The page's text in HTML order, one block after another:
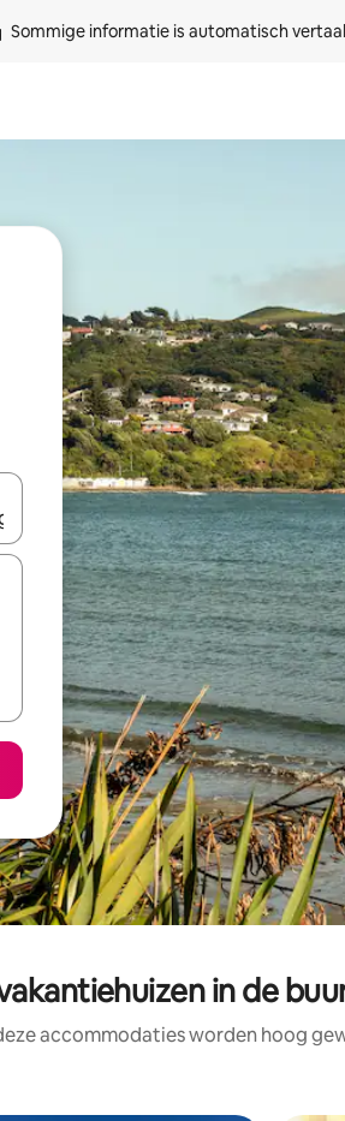
Sommige informatie is automatisch
keuze met je de pijltjestoetsen omhoog
in de
accommodaties worden hoog